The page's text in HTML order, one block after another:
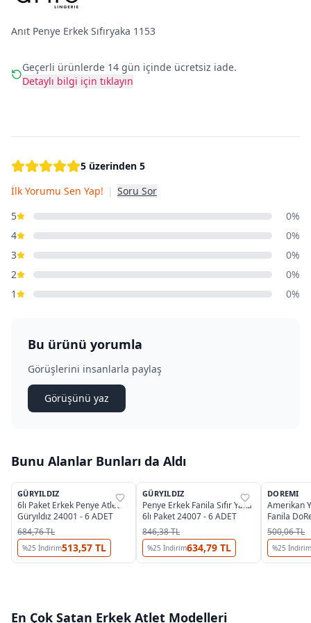
Anıt Penye Erkek Sıfıryaka 1153
Geçerli ürünlerde 14 gün içinde ücretsiz iade.
Detaylı bilgi için tıklayın
5 üzerinden 5
İlk Yorumu Sen Yap! | Soru Sor
5
0%
4
0%
3
0%
2
0%
1
0%
Bu ürünü yorumla
Görüşlerini insanlarla paylaş
Görüşünü yaz
Bunu Alanlar Bunları da Aldı
%35
GÜRYILDIZ
6lı Paket Erkek Penye Atlet
Güryıldız 24001 - 6 ADET
684,76 TL
%25 İndirim513,57 TL
%31
GÜRYILDIZ
Penye Erkek Fanila Sıfır Yaka
6lı Paket 24007 - 6 ADET
846,38 TL
%25 İndirim634,79 TL
%40
DOREMI
Amerikan
Fanila
500,06 TL
%25 İndirim
En Çok Satan Erkek Atlet Modelleri